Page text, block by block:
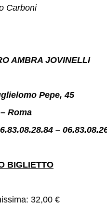
Carboni
AMBRA JOVINELLI
Pepe, 45
Roma
–
BIGLIETTO
32,00 €